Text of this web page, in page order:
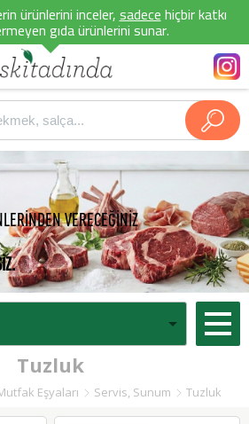
ürünlerini inceler,sadecehiçbir katkı
gıda ürünlerini sunar.
VERECEĞİNİZ
Tuzluk
Eşyaları Servis, Sunum Tuzluk